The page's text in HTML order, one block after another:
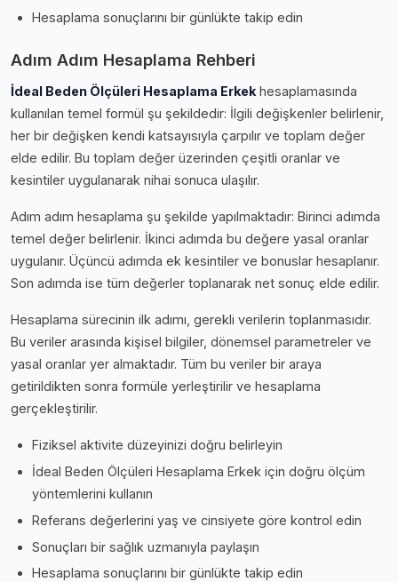
Hesaplama sonuçlarını bir günlükte takip edin
Adım Adım Hesaplama Rehberi
İdeal Beden Ölçüleri Hesaplama Erkek hesaplamasında
kullanılan temel formül şu şekildedir: İlgili değişkenler belirlenir,
her bir değişken kendi katsayısıyla çarpılır ve toplam değer
elde edilir. Bu toplam değer üzerinden çeşitli oranlar ve
kesintiler uygulanarak nihai sonuca ulaşılır.
Adım adım hesaplama şu şekilde yapılmaktadır: Birinci adımda
temel değer belirlenir. İkinci adımda bu değere yasal oranlar
uygulanır. Üçüncü adımda ek kesintiler ve bonuslar hesaplanır.
Son adımda ise tüm değerler toplanarak net sonuç elde edilir.
Hesaplama sürecinin ilk adımı, gerekli verilerin toplanmasıdır.
Bu veriler arasında kişisel bilgiler, dönemsel parametreler ve
yasal oranlar yer almaktadır. Tüm bu veriler bir araya
getirildikten sonra formüle yerleştirilir ve hesaplama
gerçekleştirilir.
Fiziksel aktivite düzeyinizi doğru belirleyin
İdeal Beden Ölçüleri Hesaplama Erkek için doğru ölçüm
yöntemlerini kullanın
Referans değerlerini yaş ve cinsiyete göre kontrol edin
Sonuçları bir sağlık uzmanıyla paylaşın
Hesaplama sonuçlarını bir günlükte takip edin